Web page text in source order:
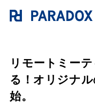
リモートミー
る！オリジナ
始。